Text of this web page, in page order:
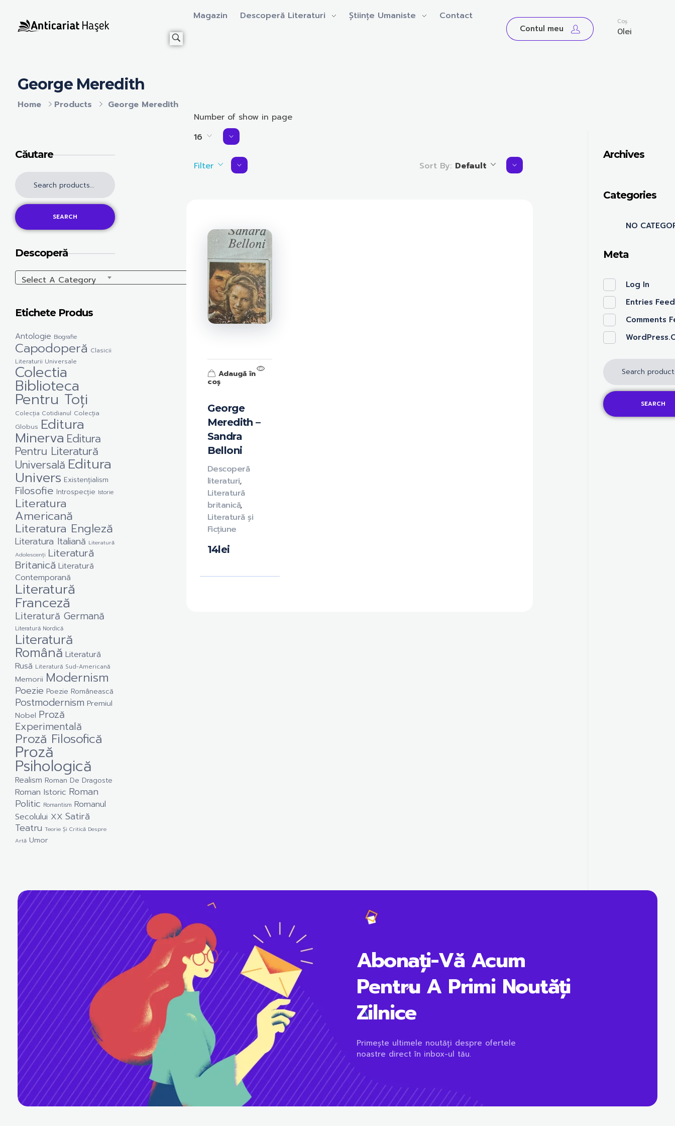
Magazin Descoperă Literaturi Științe Umaniste Contact
Contul meu
Coș
0lei
Home Products George Meredith
George Meredith
Number of show in page
16
Sort By: Default
Filter
ISBN-10:
ISBN-13:
Goodreads:
Author(s):
Published:
George
Meredith –
Sandra
Belloni
14lei
Descoperă
literaturi,
Literatură
britanică,
Literatură și
Ficțiune
Adaugă în
coș
Căutare
SEARCH
Descoperă
Select A Category
Etichete Produs
Antologie Biografie
Capodoperă Clasicii
Literaturii Universale
Colectia
Biblioteca
Pentru Toți
Colecția Cotidianul Colecția
Globus Editura
Minerva Editura
Pentru Literatură
Universală Editura
Univers Existențialism
Filosofie Introspecție Istorie
Literatura
Americană
Literatura Engleză
Literatura Italiană Literatură
Adolescenți Literatură
Britanică Literatură
Contemporană
Literatură
Franceză
Literatură Germană
Literatură Nordică
Literatură
Română Literatură
Rusă Literatură Sud-Americană
Memorii Modernism
Poezie Poezie Românească
Postmodernism Premiul
Nobel Proză
Experimentală
Proză Filosofică
Proză
Psihologică
Realism Roman De Dragoste
Roman Istoric Roman
Politic Romantism Romanul
Secolului XX Satiră
Teatru Teorie Și Critică Despre
Artă Umor
Archives
Categories
NO
Meta
Log In
Entries Feed
Comments
SEARCH
Abonați-Vă Acum
Pentru A Primi Noutăți
Zilnice
Primește ultimele noutăți despre ofertele
noastre direct în inbox-ul tău.